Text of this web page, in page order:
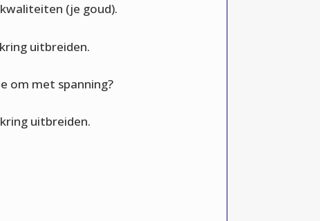
(je goud).
uitbreiden.
om met spanning?
uitbreiden.